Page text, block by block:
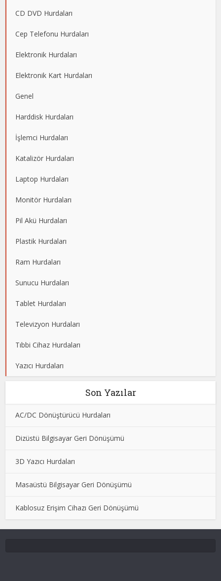
CD DVD Hurdaları
Cep Telefonu Hurdaları
Elektronik Hurdaları
Elektronik Kart Hurdaları
Genel
Harddisk Hurdaları
İşlemci Hurdaları
Katalizör Hurdaları
Laptop Hurdaları
Monitör Hurdaları
Pil Akü Hurdaları
Plastik Hurdaları
Ram Hurdaları
Sunucu Hurdaları
Tablet Hurdaları
Televizyon Hurdaları
Tıbbi Cihaz Hurdaları
Yazıcı Hurdaları
Son Yazılar
AC/DC Dönüştürücü Hurdaları
Dizüstü Bilgisayar Geri Dönüşümü
3D Yazıcı Hurdaları
Masaüstü Bilgisayar Geri Dönüşümü
Kablosuz Erişim Cihazı Geri Dönüşümü